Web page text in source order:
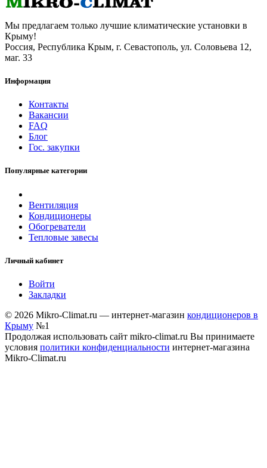
Мы предлагаем только лучшие климатические установки в
Крыму!
Россия, Республика Крым, г. Севастополь, ул. Соловьева 12,
маг. 33
Информация
Контакты
Вакансии
FAQ
Блог
Гос. закупки
Популярные категории
Вентиляция
Кондиционеры
Обогреватели
Тепловые завесы
Личный кабинет
Войти
Закладки
© 2026 Mikro-Climat.ru — интернет-магазин кондиционеров в
Крыму №1
Продолжая использовать сайт mikro-climat.ru Вы принимаете
условия политики конфиденциальности интернет-магазина
Mikro-Climat.ru